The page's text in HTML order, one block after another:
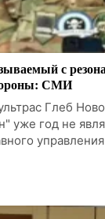
с
СМИ
Глеб
уже год не
управления